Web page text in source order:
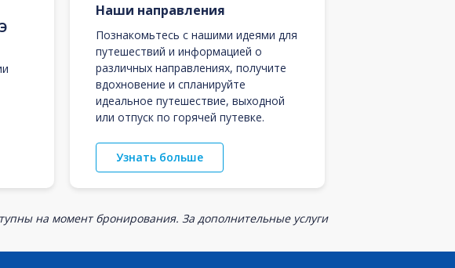
Наши направления
Познакомьтесь с нашими идеями для
путешествий и информацией о
различных направлениях, получите
вдохновение и спланируйте
идеальное путешествие, выходной
или отпуск по горячей путевке.
Узнать больше
на момент бронирования. За дополнительные услуги